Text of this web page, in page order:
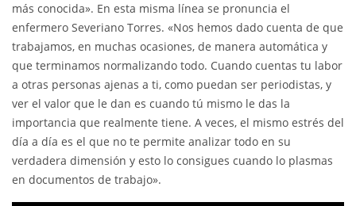
más conocida». En esta misma línea se pronuncia el
enfermero Severiano Torres. «Nos hemos dado cuenta de que
trabajamos, en muchas ocasiones, de manera automática y
que terminamos normalizando todo. Cuando cuentas tu labor
a otras personas ajenas a ti, como puedan ser periodistas, y
ver el valor que le dan es cuando tú mismo le das la
importancia que realmente tiene. A veces, el mismo estrés del
día a día es el que no te permite analizar todo en su
verdadera dimensión y esto lo consigues cuando lo plasmas
en documentos de trabajo».